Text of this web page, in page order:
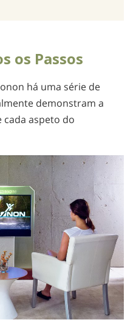
os Passos
há uma série de
demonstram a
aspeto do